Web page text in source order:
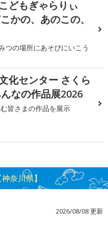
どもぎゃらりぃ
かの、あのこの、
つの場所にあそびにいこう
化センター さくら
なの作品展2026
皆さまの作品を展示
奈川県】
2026/08/08 更新